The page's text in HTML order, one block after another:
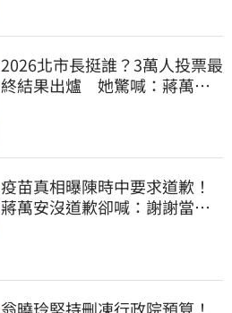
2026北市長挺誰？3萬人投票最
終結果出爐 她驚喊：蔣萬安
疫苗真相曝陳時中要求道歉！
蔣萬安沒道歉卻喊：謝謝當時